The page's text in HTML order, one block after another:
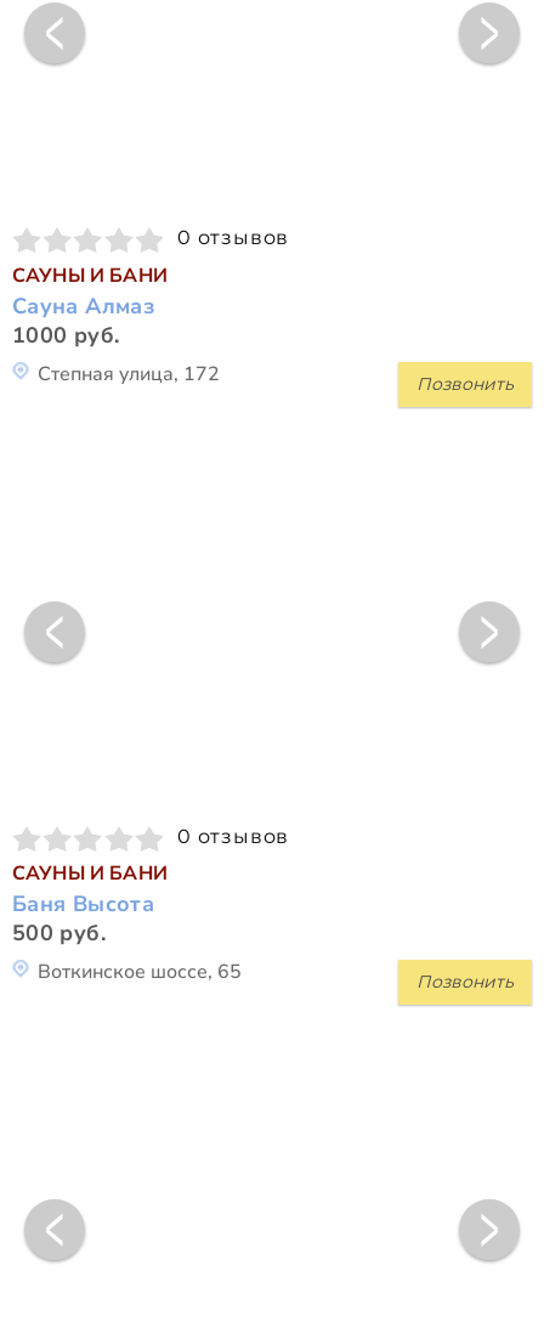
0 отзывов
САУНЫ И БАНИ
Сауна Алмаз
1000 руб.
Позвонить
Степная улица, 172
0 отзывов
САУНЫ И БАНИ
Баня Высота
500 руб.
Позвонить
Воткинское шоссе, 65